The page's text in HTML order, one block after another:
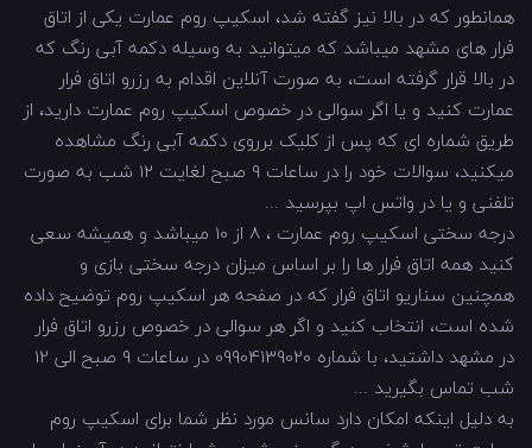
همانطور که در بالا نیز گفته شد، اسکیپ روم عمارت یکی از اتاق
فرار های مشهد میباشد که میتوانید به وسیله دکمه آبی رنگ که
در بالا قرار گرفته است، به صورت آنلاین اقدام به رزرو اتاق فرار
عمارت کنید و یا اگر سوالی در خصوص اسکیپ روم عمارت دارید، از
طریق شماره ای که پس از کلیک برروی دکمه آبی رنگ مشاهده
میکنید، سوالات خود را در ساعات 9 صبح لغایت 12 شب به صورت
تلفنی و یا در واتس اپ بپرسید ...
درجه سختی اسکیپ روم عمارت ، 8 از 10 میباشد و همیشه سعی
کنید همه اتاق فرار ها را بر اساس میزان درجه سختی بازی و
همچنین سناریو اتاق فرار که در صفحه هر اسکیپ روم توضیح داده
شده است، انتخاب کنید و اگر هر سوالی در خصوص رزرو اتاق فرار
در مشهد داشتید، با شماره 09904139020 در ساعات 9 صبح الی 12
شب تماس بگیرید ...
به دلیل اینکه امکان دارد سانس مورد نظر شما برای اسکیپ روم